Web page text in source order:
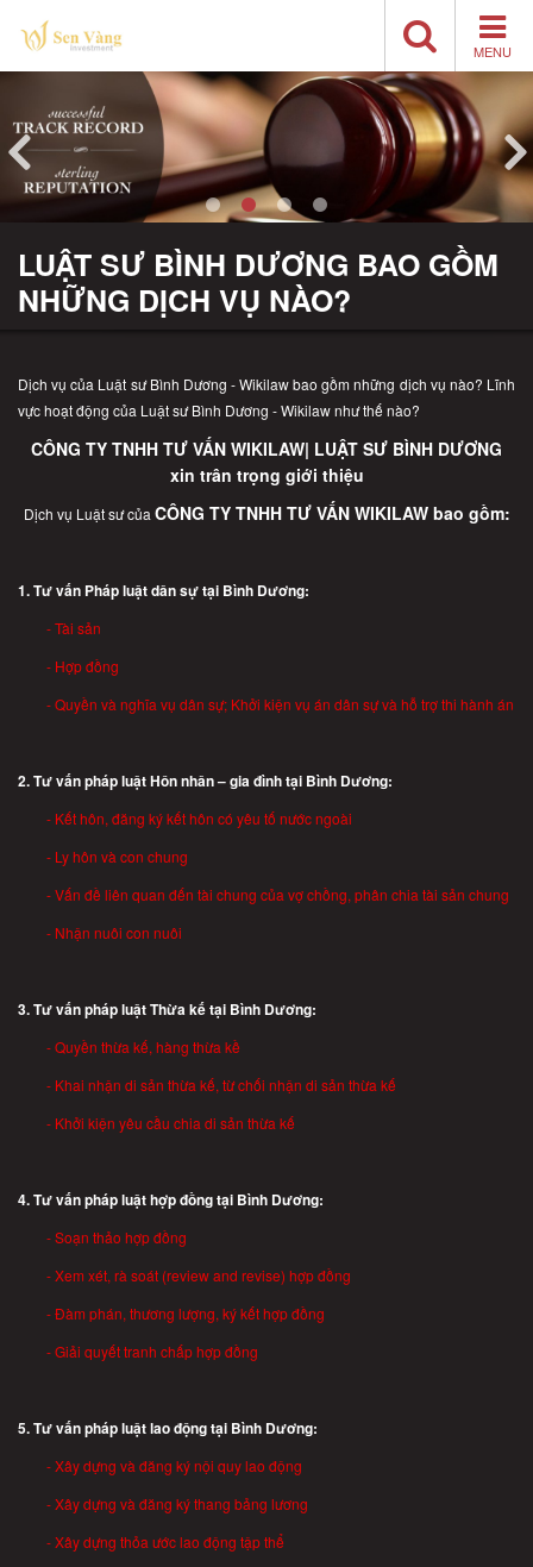
MENU
LUẬT SƯ BÌNH DƯƠNG BAO GỒM
NHỮNG DỊCH VỤ NÀO?
Dịch vụ của Luật sư Bình Dương - Wikilaw bao gồm những dịch vụ nào? Lĩnh
vực hoạt động của Luật sư Bình Dương - Wikilaw như thế nào?
CÔNG TY TNHH TƯ VẤN WIKILAW| LUẬT SƯ BÌNH DƯƠNG
xin trân trọng giới thiệu
Dịch vụ Luật sư của CÔNG TY TNHH TƯ VẤN WIKILAW bao gồm:
1. Tư vấn Pháp luật dân sự tại Bình Dương:
- Tài sản
- Hợp đồng
- Quyền và nghĩa vụ dân sự; Khởi kiện vụ án dân sự và hỗ trợ thi hành án
2. Tư vấn pháp luật Hôn nhân – gia đình tại Bình Dương:
- Kết hôn, đăng ký kết hôn có yêu tố nước ngoài
- Ly hôn và con chung
- Vấn đề liên quan đến tài chung của vợ chồng, phân chia tài sản chung
- Nhận nuôi con nuôi
3. Tư vấn pháp luật Thừa kế tại Bình Dương:
- Quyền thừa kế, hàng thừa kề
- Khai nhận di sản thừa kế, từ chối nhận di sản thừa kế
- Khởi kiện yêu cầu chia di sản thừa kế
4. Tư vấn pháp luật hợp đồng tại Bình Dương:
- Soạn thảo hợp đồng
- Xem xét, rà soát (review and revise) hợp đồng
- Đàm phán, thương lượng, ký kết hợp đồng
- Giải quyết tranh chấp hợp đồng
5. Tư vấn pháp luật lao động tại Bình Dương:
- Xây dựng và đăng ký nội quy lao động
- Xây dựng và đăng ký thang bảng lương
- Xây dựng thỏa ước lao động tập thể